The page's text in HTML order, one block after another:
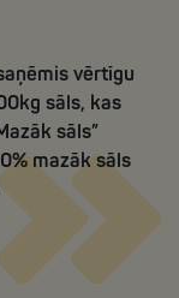
vērtīgu
sāls, kas
sāls”
mazāk sāls